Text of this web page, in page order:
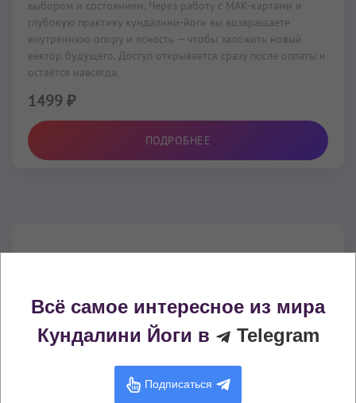
выбором и состоянием. Через работу с МАК-картами и
глубокую практику кундалини-йоги вы возвращаете
внутреннюю опору и ясность — чтобы заложить новый
вектор будущего. Доступ открывается сразу после оплаты и
остаётся навсегда.
1499 ₽
ПОДРОБНЕЕ
Всё самое интересное из мира
Кундалини Йоги в
Telegram
Подписаться